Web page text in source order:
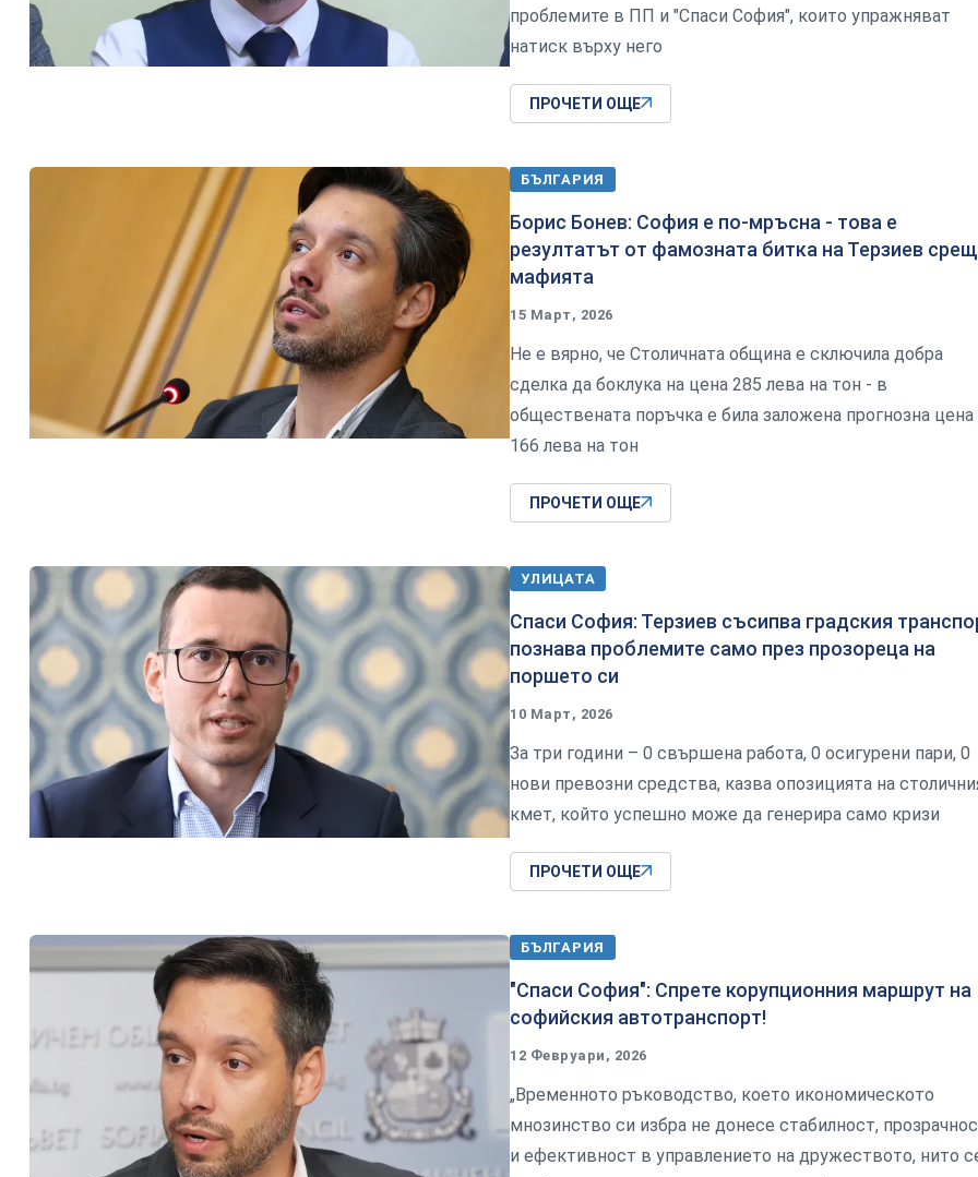
проблемите в ПП и "Спаси София", които упражняват
натиск върху него
ПРОЧЕТИ ОЩЕ
БЪЛГАРИЯ
Борис Бонев: София е по-мръсна - това е
резултатът от фамозната битка на Терзиев
мафията
15 Март, 2026
Не е вярно, че Столичната община е сключила добра
сделка да боклука на цена 285 лева на тон - в
обществената поръчка е била заложена прогнозна цена
166 лева на тон
ПРОЧЕТИ ОЩЕ
УЛИЦАТА
Спаси София: Терзиев съсипва градския
познава проблемите само през прозореца на
поршето си
10 Март, 2026
За три години – 0 свършена работа, 0 осигурени пари, 0
нови превозни средства, казва опозицията на
кмет, който успешно може да генерира само кризи
ПРОЧЕТИ ОЩЕ
БЪЛГАРИЯ
"Спаси София": Спрете корупционния маршрут на
софийския автотранспорт!
12 Февруари, 2026
„Временното ръководство, което икономическото
мнозинство си избра не донесе стабилност,
и ефективност в управлението на дружеството, нито